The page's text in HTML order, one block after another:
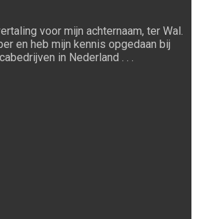
voor mijn achternaam, ter Wal.
en heb mijn kennis opgedaan bij
in Nederland . . .